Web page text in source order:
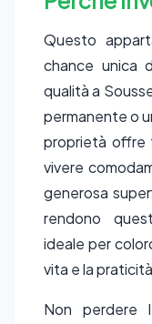
Questo
chance unica
qualità a
permanente o
proprietà offre
vivere
generosa
rendono
ideale per
vita e la
Non perdere